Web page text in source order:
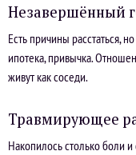
Незавершённый
Есть причины расстаться,
ипотека, привычка.
живут как соседи.
Травмирующее
Накопилось столько боли